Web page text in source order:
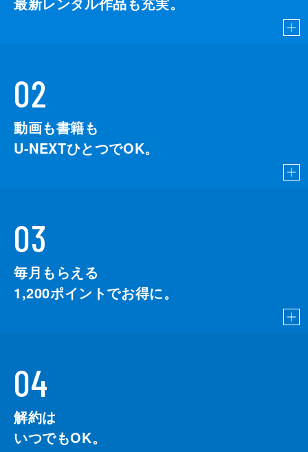
02
動画も書籍も
U-NEXTひとつでOK。
03
毎月もらえる
1,200ポイントでお得に。
04
解約は
いつでもOK。